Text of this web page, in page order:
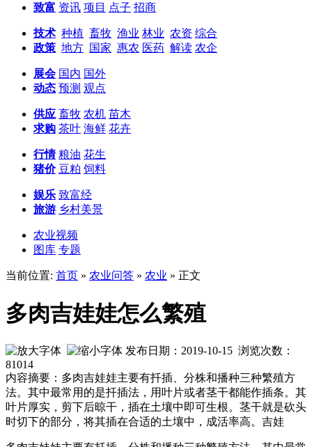
致富 资讯 项目 点子 招商
技术 种植 畜牧 渔业 林业 农资 综合
政策 地方 国家 惠农 医药 解读 农企
展会 国内 国外
动态 预测 观点
供应 畜牧 农机 苗木
求购 茶叶 海鲜 花卉
行情 粮油 花生
猪价 豆粕 饲料
娱乐 致富经
旅游 乡村美景
农业视频
图库 专题
当前位置: 首页 » 农业问答 » 农业 » 正文
多肉吉娃娃怎么繁殖
发布日期：2019-10-15 浏览次数：
81014
内容摘要：多肉吉娃娃主要有扦插、分株和播种三种繁殖方
法。其中最常用的是扦插法，用叶片或者茎干都能作插条。其
叶片厚实，剪下后晾干，插在土壤中即可生根。茎干就是砍头
时切下的部分，将其插在合适的土壤中，成活率高。吉娃